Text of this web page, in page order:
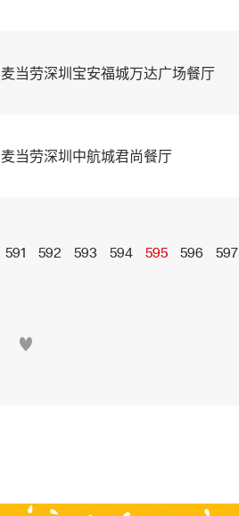
麦当劳深圳宝安福城万达广场餐厅
麦当劳深圳中航城君尚餐厅
591 592 593 594 595 596 597
